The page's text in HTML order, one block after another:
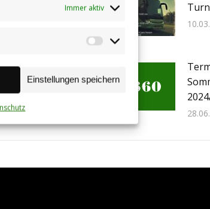
Immer aktiv
Widgets
fussball.de
Einstellungen speichern
liegt aus